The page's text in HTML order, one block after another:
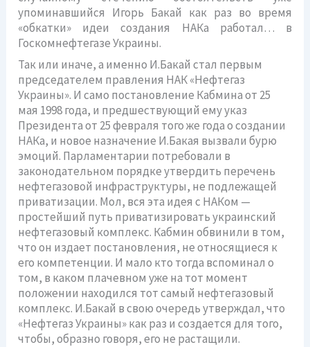
упоминавшийся Игорь Бакай как раз во время
«обкатки» идеи создания НАКа работал… в
Госкомнефтегазе Украины.
Так или иначе, а именно И.Бакай стал первым
председателем правления НАК «Нефтегаз
Украины». И само постановление Кабмина от 25
мая 1998 года, и предшествующий ему указ
Президента от 25 февраля того же года о создании
НАКа, и новое назначение И.Бакая вызвали бурю
эмоций. Парламентарии потребовали в
законодательном порядке утвердить перечень
нефтегазовой инфраструктуры, не подлежащей
приватизации. Мол, вся эта идея с НАКом —
простейший путь приватизировать украинский
нефтегазовый комплекс. Кабмин обвинили в том,
что он издает постановления, не относящиеся к
его компетенции. И мало кто тогда вспоминал о
том, в каком плачевном уже на тот момент
положении находился тот самый нефтегазовый
комплекс. И.Бакай в свою очередь утверждал, что
«Нефтегаз Украины» как раз и создается для того,
чтобы, образно говоря, его не растащили.